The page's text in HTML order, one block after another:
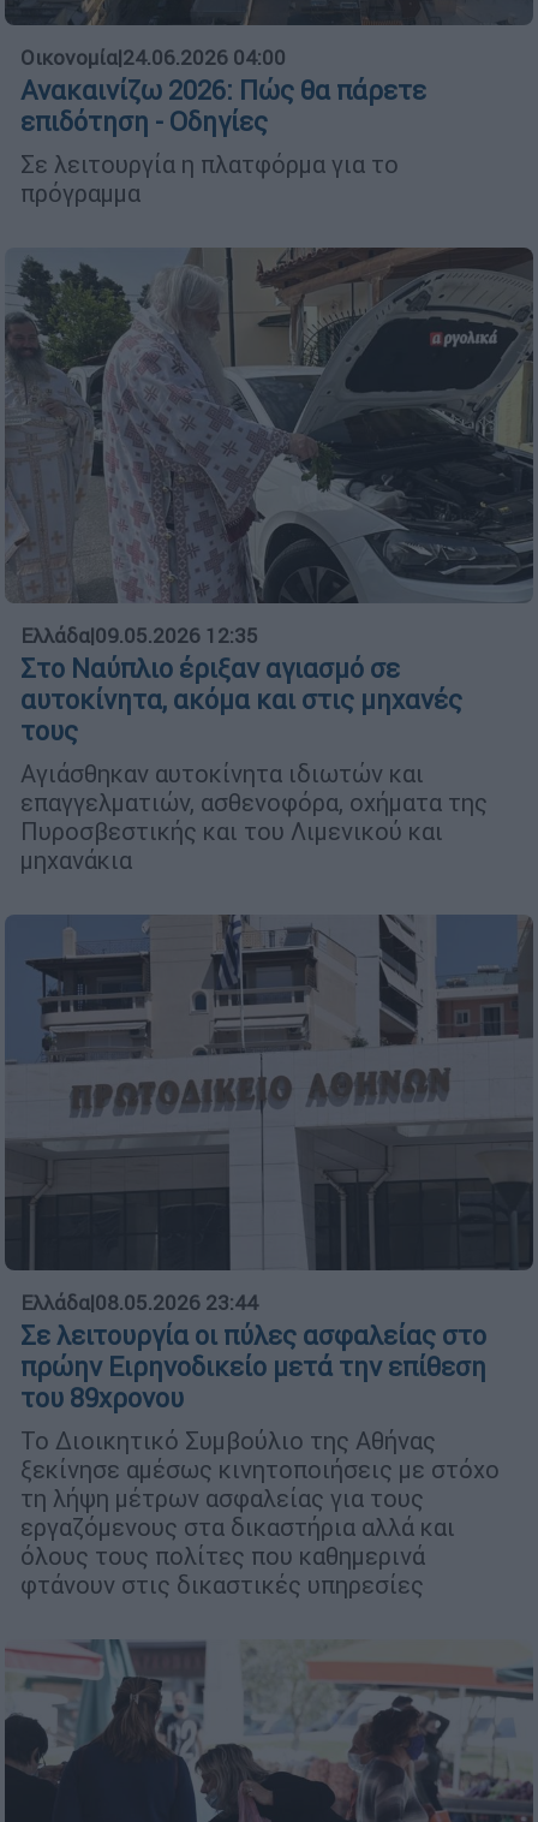
Οικονομία|24.06.2026 04:00
Ανακαινίζω 2026: Πώς θα πάρετε
επιδότηση - Οδηγίες
Σε λειτουργία η πλατφόρμα για το
πρόγραμμα
Ελλάδα|09.05.2026 12:35
Στο Ναύπλιο έριξαν αγιασμό σε
αυτοκίνητα, ακόμα και στις μηχανές
τους
Αγιάσθηκαν αυτοκίνητα ιδιωτών και
επαγγελματιών, ασθενοφόρα, οχήματα της
Πυροσβεστικής και του Λιμενικού και
μηχανάκια
Ελλάδα|08.05.2026 23:44
Σε λειτουργία οι πύλες ασφαλείας στο
πρώην Ειρηνοδικείο μετά την επίθεση
του 89χρονου
Το Διοικητικό Συμβούλιο της Αθήνας
ξεκίνησε αμέσως κινητοποιήσεις με στόχο
τη λήψη μέτρων ασφαλείας για τους
εργαζόμενους στα δικαστήρια αλλά και
όλους τους πολίτες που καθημερινά
φτάνουν στις δικαστικές υπηρεσίες